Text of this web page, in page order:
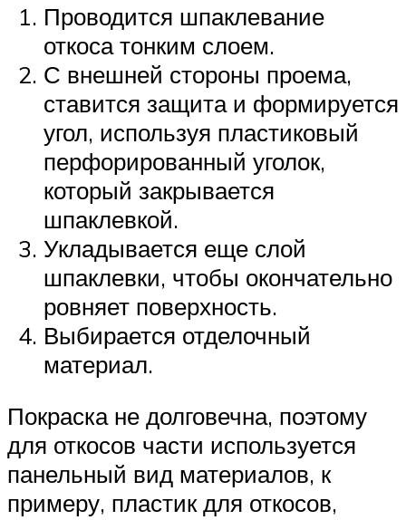
Проводится шпаклевание
откоса тонким слоем.
С внешней стороны проема,
ставится защита и формируется
угол, используя пластиковый
перфорированный уголок,
который закрывается
шпаклевкой.
Укладывается еще слой
шпаклевки, чтобы окончательно
ровняет поверхность.
Выбирается отделочный
материал.
Покраска не долговечна, поэтому
для откосов части используется
панельный вид материалов, к
примеру, пластик для откосов,